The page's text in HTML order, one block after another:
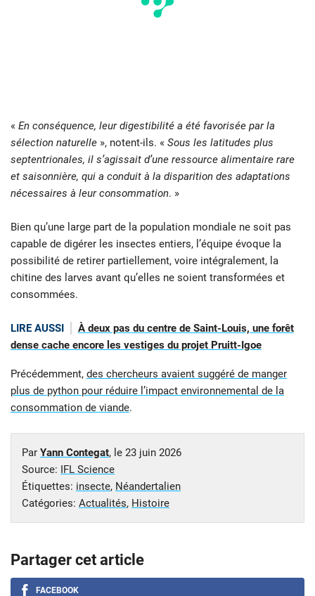
« En conséquence, leur digestibilité a été favorisée par la
sélection naturelle », notent-ils. « Sous les latitudes plus
septentrionales, il s’agissait d’une ressource alimentaire rare
et saisonnière, qui a conduit à la disparition des adaptations
nécessaires à leur consommation. »
Bien qu’une large part de la population mondiale ne soit pas
capable de digérer les insectes entiers, l’équipe évoque la
possibilité de retirer partiellement, voire intégralement, la
chitine des larves avant qu’elles ne soient transformées et
consommées.
LIRE AUSSI
À deux pas du centre de Saint-Louis, une forêt
dense cache encore les vestiges du projet Pruitt-Igoe
Précédemment, des chercheurs avaient suggéré de manger
plus de python pour réduire l’impact environnemental de la
consommation de viande.
Par Yann Contegat, le 23 juin 2026
Source: IFL Science
Étiquettes: insecte, Néandertalien
Catégories: Actualités, Histoire
Partager cet article
FACEBOOK